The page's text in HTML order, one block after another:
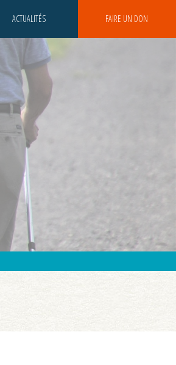
ACTUALITÉS FAIRE UN DON